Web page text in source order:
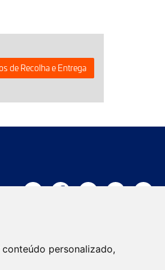
personalizado,
de Recolha e Entrega